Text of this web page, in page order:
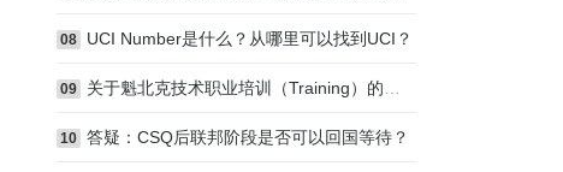
08 UCI Number是什么？从哪里可以找到UCI？
09 关于魁北克技术职业培训（Training）的几点误区
10 答疑：CSQ后联邦阶段是否可以回国等待？